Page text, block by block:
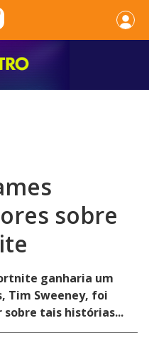
sobre
ganharia um
Tim Sweeney, foi
sobre tais histórias...